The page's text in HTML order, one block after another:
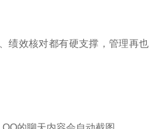
绩效核对都有硬支撑，管理再也